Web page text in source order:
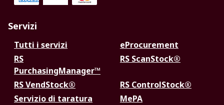
Servizi
Tutti i servizi
eProcurement
RS
PurchasingManager™
RS ScanStock®
RS VendStock®
RS ControlStock®
Servizio di taratura
MePA